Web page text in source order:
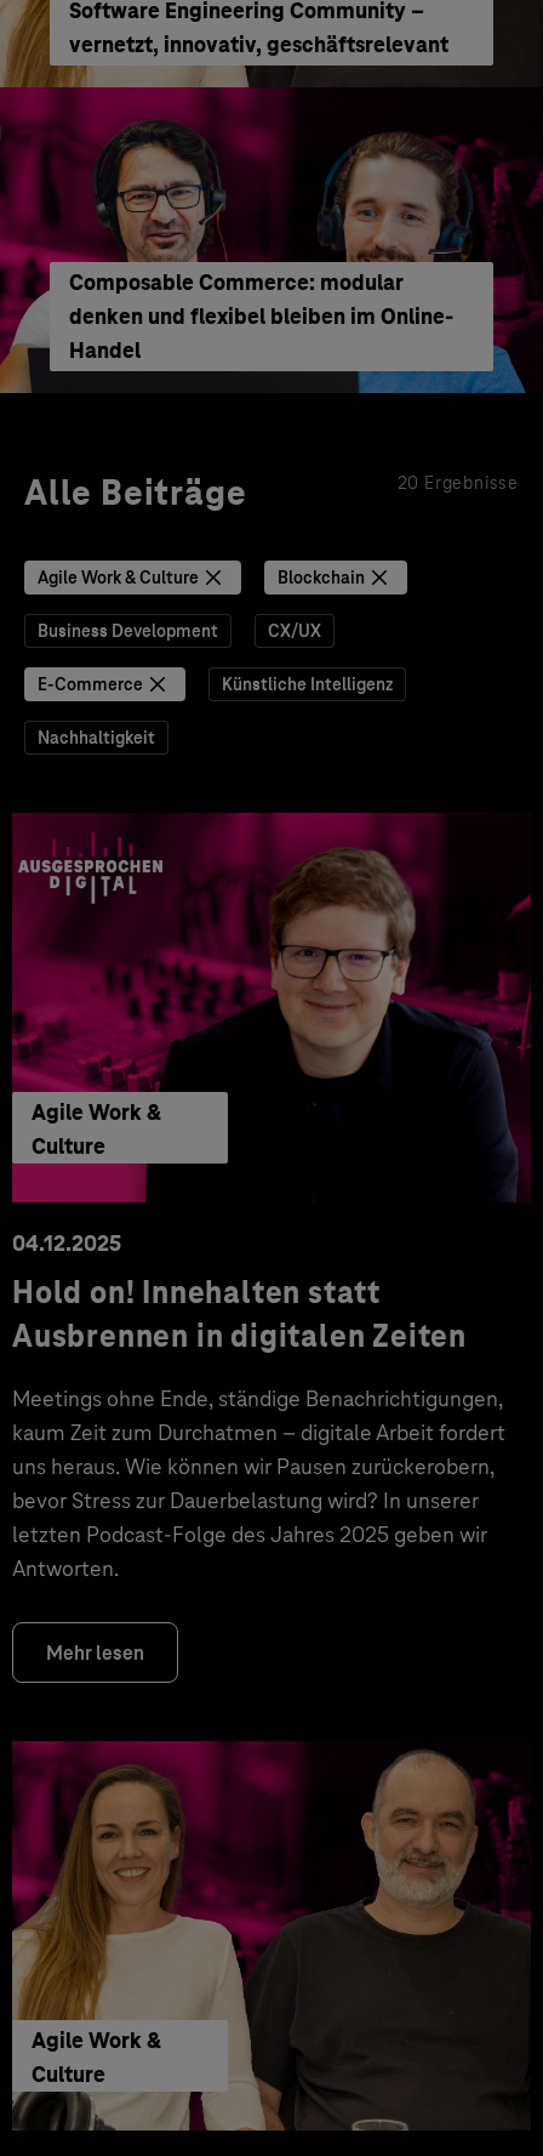
Software Engineering Community –
vernetzt, innovativ, geschäftsrelevant
Composable Commerce: modular
denken und flexibel bleiben im Online-
Handel
Alle Beiträge 20 Ergebnisse
Agile Work & Culture Blockchain
Business Development CX/UX
E-Commerce Künstliche Intelligenz
Nachhaltigkeit
Agile Work &
Culture
04.12.2025
Hold on! Innehalten statt
Ausbrennen in digitalen Zeiten
Meetings ohne Ende, ständige Benachrichtigungen,
kaum Zeit zum Durchatmen – digitale Arbeit fordert
uns heraus. Wie können wir Pausen zurückerobern,
bevor Stress zur Dauerbelastung wird? In unserer
letzten Podcast-Folge des Jahres 2025 geben wir
Antworten.
Mehr lesen
Agile Work &
Culture